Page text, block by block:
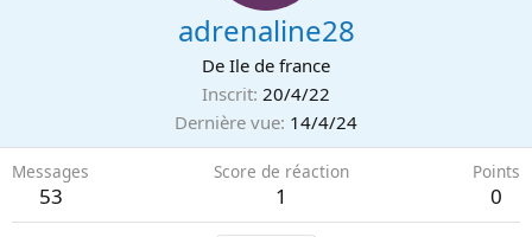
adrenaline28
De Ile de france
Inscrit 20/4/22
Dernière vue 14/4/24
Messages
53
Score de réaction
1
Points
0